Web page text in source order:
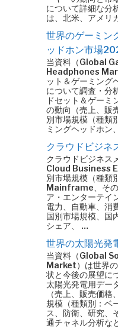
について詳細な分
は、北米、アメリ
世界のゲーミン
ッドホン市場
当資料（Global
Headphones
ット＆ゲーミング
について調査・分
ドセット＆ゲーミ
の動向（売上、販
別市場規模（種類
ミングヘッドホン
クラウドビジ
クラウドビジネス
Cloud Business
別市場規模（種類
Mainframe、その
ア・エンターテイ
電力、自動車、消
国別市場規模、国
シェア、 …
世界の太陽光発
当資料（Global
Market）は世界の
状と今後の展望に
太陽光発電用デー
（売上、販売価
規模（種類別：ベ
ス、防衛、研究、
通チャネル分析な